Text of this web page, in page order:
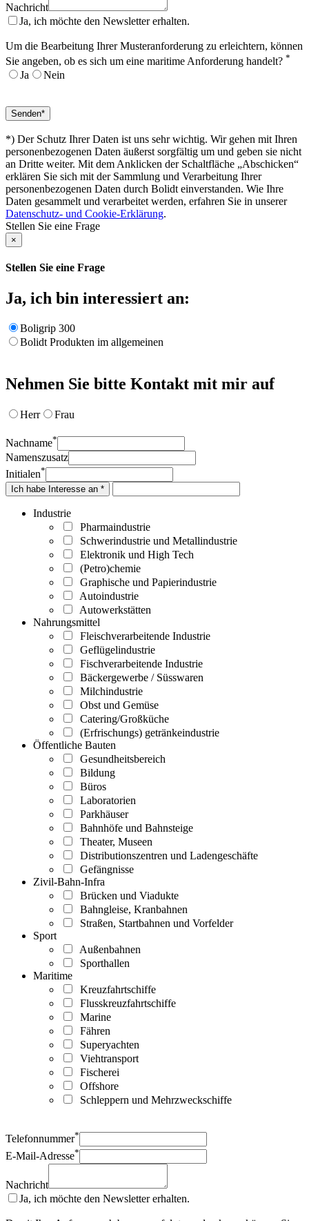
Nachricht
Ja, ich möchte den Newsletter erhalten.
Um die Bearbeitung Ihrer Musteranforderung zu erleichtern, können
Sie angeben, ob es sich um eine maritime Anforderung handelt? *
Ja Nein
*) Der Schutz Ihrer Daten ist uns sehr wichtig. Wir gehen mit Ihren
personenbezogenen Daten äußerst sorgfältig um und geben sie nicht
an Dritte weiter. Mit dem Anklicken der Schaltfläche „Abschicken“
erklären Sie sich mit der Sammlung und Verarbeitung Ihrer
personenbezogenen Daten durch Bolidt einverstanden. Wie Ihre
Daten gesammelt und verarbeitet werden, erfahren Sie in unserer
Datenschutz- und Cookie-Erklärung.
Stellen Sie eine Frage
×
Stellen Sie eine Frage
Ja, ich bin interessiert an:
Boligrip 300
Bolidt Produkten im allgemeinen
Nehmen Sie bitte Kontakt mit mir auf
Herr Frau
Nachname*
Namenszusatz
Initialen*
Ich habe Interesse an *
Industrie
Pharmaindustrie
Schwerindustrie und Metallindustrie
Elektronik und High Tech
(Petro)chemie
Graphische und Papierindustrie
Autoindustrie
Autowerkstätten
Nahrungsmittel
Fleischverarbeitende Industrie
Geflügelindustrie
Fischverarbeitende Industrie
Bäckergewerbe / Süsswaren
Milchindustrie
Obst und Gemüse
Catering/Großküche
(Erfrischungs) getränkeindustrie
Öffentliche Bauten
Gesundheitsbereich
Bildung
Büros
Laboratorien
Parkhäuser
Bahnhöfe und Bahnsteige
Theater, Museen
Distributionszentren und Ladengeschäfte
Gefängnisse
Zivil-Bahn-Infra
Brücken und Viadukte
Bahngleise, Kranbahnen
Straßen, Startbahnen und Vorfelder
Sport
Außenbahnen
Sporthallen
Maritime
Kreuzfahrtschiffe
Flusskreuzfahrtschiffe
Marine
Fähren
Superyachten
Viehtransport
Fischerei
Offshore
Schleppern und Mehrzweckschiffe
Telefonnummer*
E-Mail-Adresse*
Nachricht
Ja, ich möchte den Newsletter erhalten.